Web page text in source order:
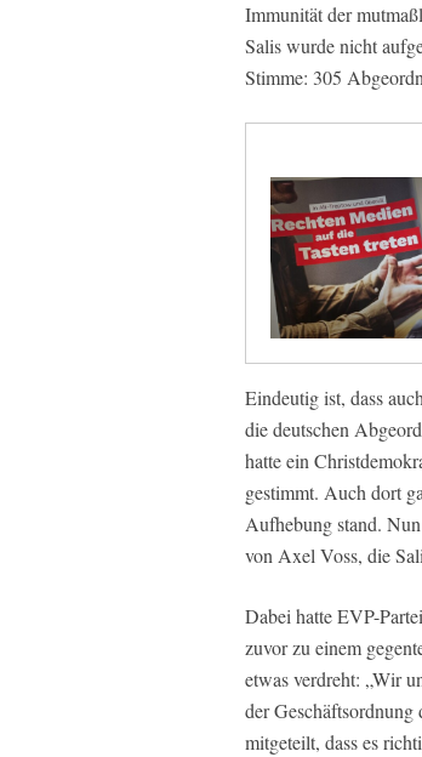
Immunität der
Salis wurde nicht
Stimme: 305
Eindeutig ist, dass
die deutschen
hatte ein
gestimmt. Auch dort
Aufhebung stand.
von Axel Voss, die
Dabei hatte EVP-
zuvor zu einem
etwas verdreht: „Wir
der Geschäftsordnung
mitgeteilt, dass es